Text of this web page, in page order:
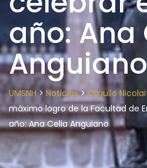
año: Ana
Anguiano
UMSNH> Noticias>Orgullo
máximo logro de la Facultad de
año: Ana Celia Anguiano